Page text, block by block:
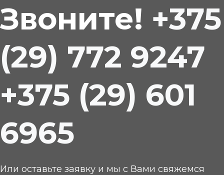
Звоните! +375
(29) 772 9247
+375 (29) 601
6965
Или оставьте заявку и мы с Вами свяжемся